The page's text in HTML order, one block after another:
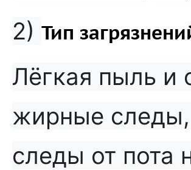
2) Тип
Лёгкая пыль и
жирные следы,
следы от пота